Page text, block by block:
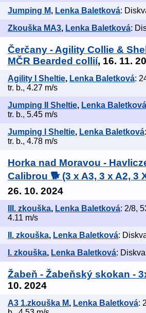
Jumping M, Lenka Baletková:
Zkouška MA3, Lenka Baletková:
Čerčany - Agility Collie &
MČR Bearded collií, 16. 11.
Agility I Sheltie, Lenka Baletková:
tr. b., 4.27 m/s
Jumping II Sheltie, Lenka Baletková
tr. b., 5.45 m/s
Jumping I Sheltie, Lenka Baletková
tr. b., 4.78 m/s
Horka nad Moravou -
Calibrou 🐕 (3 x A3, 3 x A2, 3
26. 10. 2024
III. zkouška, Lenka Baletková: 2/8,
4.11 m/s
II. zkouška, Lenka Baletková:
I. zkouška, Lenka Baletková:
Žabeň - Žabeňský skokan -
10. 2024
A3 1.zkouška M, Lenka Baletková: